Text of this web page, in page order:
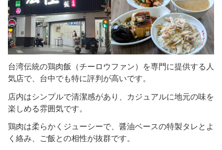
台湾伝統の鶏肉飯（チーロウファン）を専門に提供する人
気店で、台中でも特に評判が高いです。
店内はシンプルで清潔感があり、カジュアルに地元の味を
楽しめる雰囲気です。
鶏肉は柔らかくジューシーで、醤油ベースの特製タレとよ
く絡み、ご飯との相性が抜群です。